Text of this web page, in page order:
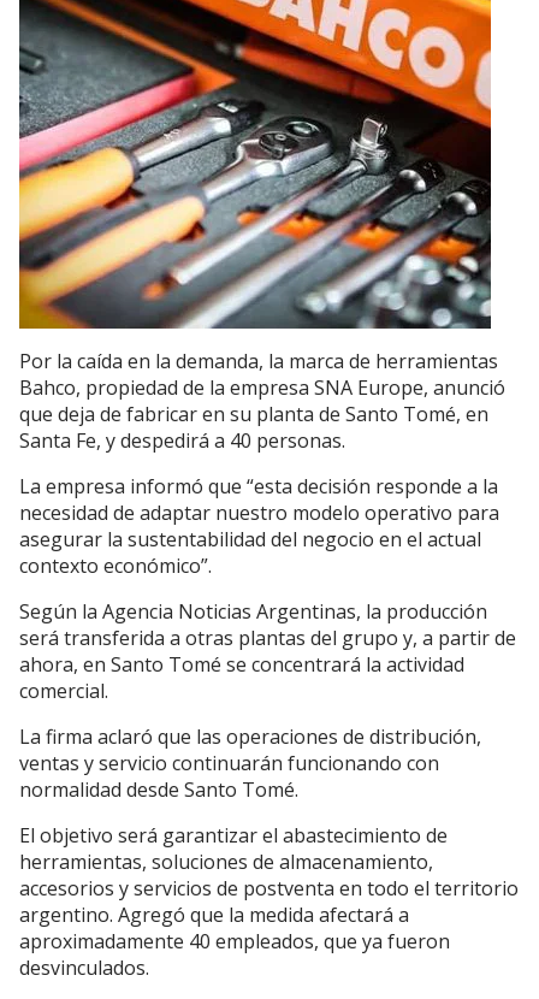
Por la caída en la demanda, la marca de herramientas
Bahco, propiedad de la empresa SNA Europe, anunció
que deja de fabricar en su planta de Santo Tomé, en
Santa Fe, y despedirá a 40 personas.
La empresa informó que “esta decisión responde a la
necesidad de adaptar nuestro modelo operativo para
asegurar la sustentabilidad del negocio en el actual
contexto económico”.
Según la Agencia Noticias Argentinas, la producción
será transferida a otras plantas del grupo y, a partir de
ahora, en Santo Tomé se concentrará la actividad
comercial.
La firma aclaró que las operaciones de distribución,
ventas y servicio continuarán funcionando con
normalidad desde Santo Tomé.
El objetivo será garantizar el abastecimiento de
herramientas, soluciones de almacenamiento,
accesorios y servicios de postventa en todo el territorio
argentino. Agregó que la medida afectará a
aproximadamente 40 empleados, que ya fueron
desvinculados.